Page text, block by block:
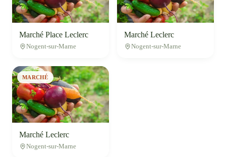
Marché Place Leclerc
Nogent-sur-Marne
Marché Leclerc
Nogent-sur-Marne
MARCHÉ
Marché Leclerc
Nogent-sur-Marne